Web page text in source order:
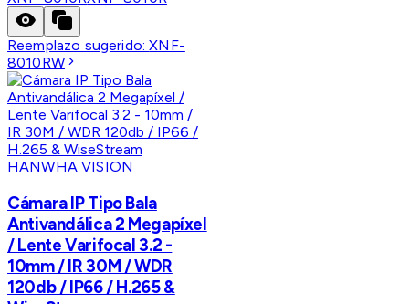
Reemplazo sugerido:XNF-
8010RW
HANWHA VISION
Cámara IP Tipo Bala
Antivandálica 2 Megapíxel
/ Lente Varifocal 3.2 -
10mm / IR 30M / WDR
120db / IP66 / H.265 &